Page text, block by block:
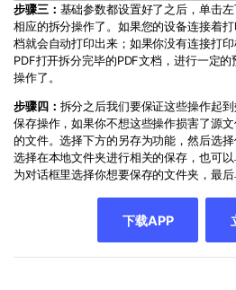
步骤三： 基础参数都设置好了之后，单击
相应的拆分操作了。如果您的设备连接着
档就会自动打印出来；如果你没有连接打
PDF打开拆分完毕的PDF文档，进行一定
操作了。
步骤四： 拆分之后我们要保证这些操作起
保存操作，如果你不想这些操作损害了源
的文件。选择下方的另存为功能，然后选
选择在本地文件夹进行相关的保存，也可
为对话框里选择你想要保存的文件夹，最后
下载APP